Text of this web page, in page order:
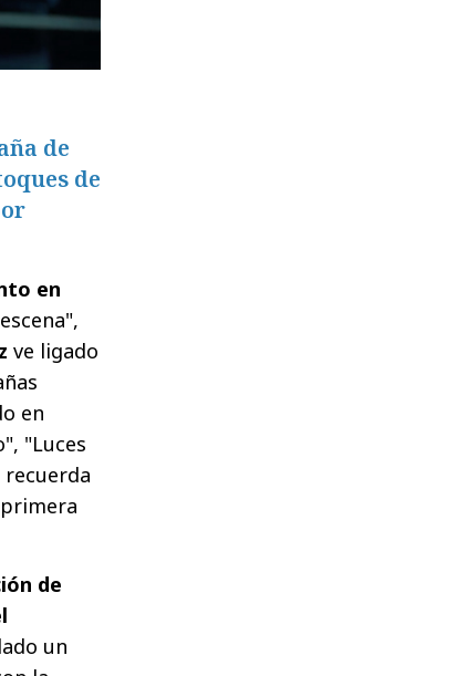
de
de
en
ve ligado
en
"Luces
de
un